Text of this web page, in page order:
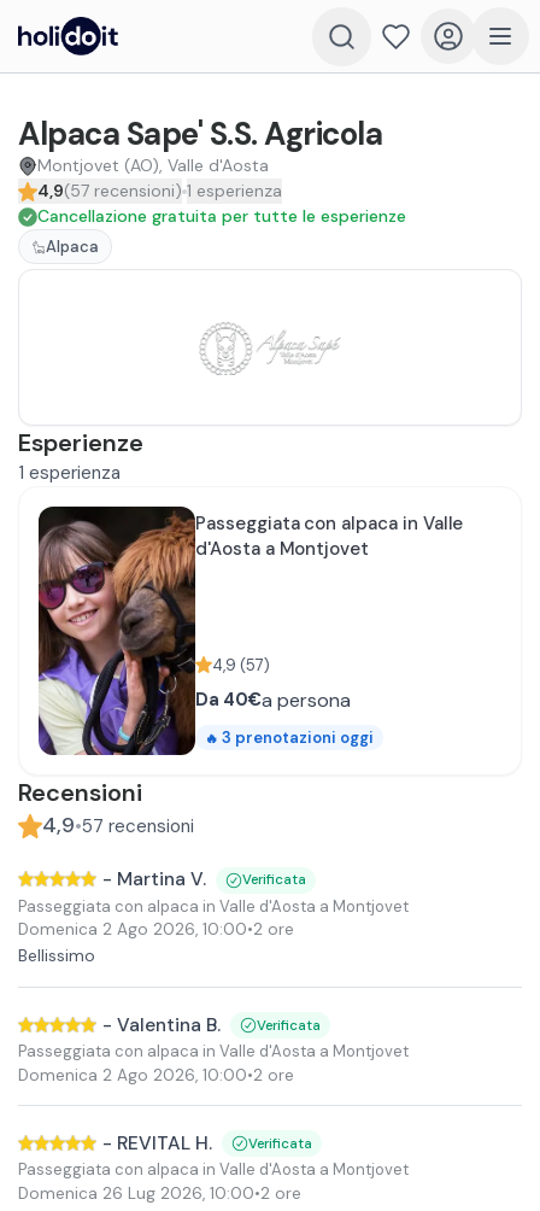
Alpaca Sape' S.S. Agricola
Montjovet (AO), Valle d'Aosta
4,9(57 recensioni) 1 esperienza
Cancellazione gratuita per tutte le esperienze
Alpaca
Esperienze
1 esperienza
Passeggiata con alpaca in Valle
d'Aosta a Montjovet
4,9 (57)
Da 40€a persona
🔥 3 prenotazioni oggi
Recensioni
4,9•57 recensioni
- Martina V. Verificata
Passeggiata con alpaca in Valle d'Aosta a Montjovet
Domenica 2 Ago 2026, 10:00•2 ore
Bellissimo
- Valentina B. Verificata
Passeggiata con alpaca in Valle d'Aosta a Montjovet
Domenica 2 Ago 2026, 10:00•2 ore
- REVITAL H. Verificata
Passeggiata con alpaca in Valle d'Aosta a Montjovet
Domenica 26 Lug 2026, 10:00•2 ore